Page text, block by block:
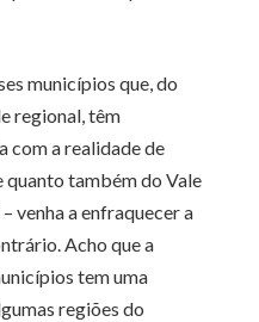
municípios que, do
regional, têm
com a realidade de
também do Vale
venha a enfraquecer a
Acho que a
tem uma
regiões do